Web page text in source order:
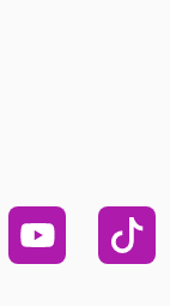
Youtube TikTok